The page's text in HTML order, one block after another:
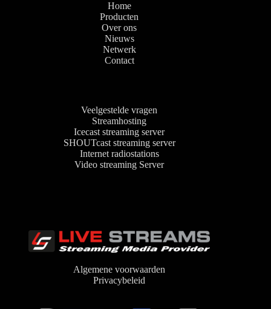
Home
Producten
Over ons
Nieuws
Netwerk
Contact
Veelgestelde vragen
Streamhosting
Icecast streaming server
SHOUTcast streaming server
Internet radiostations
Video streaming Server
Algemene voorwaarden
Privacybeleid